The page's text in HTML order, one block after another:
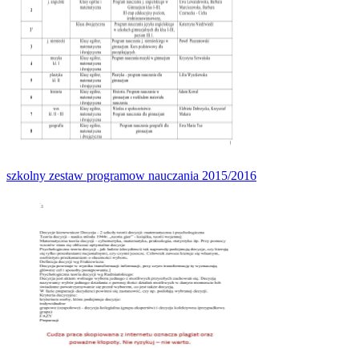
szkolny zestaw programow nauczania 2015/2016